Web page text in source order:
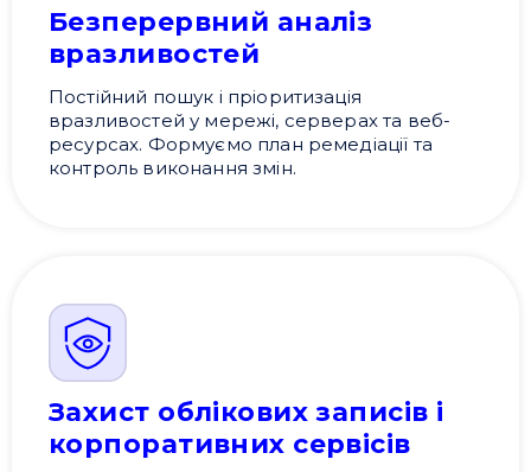
Безперервний аналіз
вразливостей
Постійний пошук і пріоритизація
вразливостей у мережі, серверах та веб-
ресурсах. Формуємо план ремедіації та
контроль виконання змін.
Захист облікових записів і
корпоративних сервісів